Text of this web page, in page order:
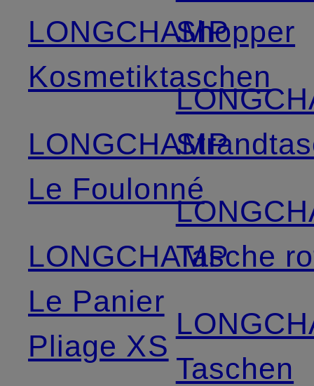
LONGCHAMP
Kosmetiktaschen
LONGCHAMP
Le Foulonné
LONGCHAMP
Le Panier
Pliage XS
Shopper
Tasche
Taschen